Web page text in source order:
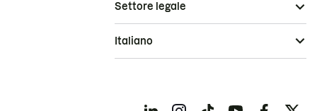
Settore legale
Italiano